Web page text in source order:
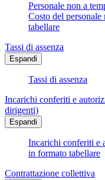
Personale non a
Costo del
tabellare
Tassi di assenza
Espandi
Tassi di assenza
Incarichi conferiti e
dirigenti)
Espandi
Incarichi conferiti e
in formato tabellare
Contrattazione collettiva